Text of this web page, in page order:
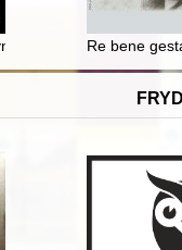
napisana z okazji
: Dom Polski w
Re bene